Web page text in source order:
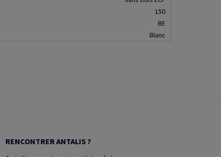
150
BE
Blanc
RENCONTRER ANTALIS ?